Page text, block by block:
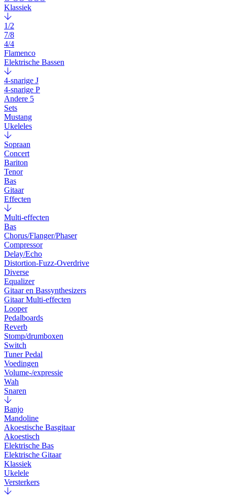
Klassiek
1/2
7/8
4/4
Flamenco
Elektrische Bassen
4-snarige J
4-snarige P
Andere 5
Sets
Mustang
Ukeleles
Sopraan
Concert
Bariton
Tenor
Bas
Gitaar
Effecten
Multi-effecten
Bas
Chorus/Flanger/Phaser
Compressor
Delay/Echo
Distortion-Fuzz-Overdrive
Diverse
Equalizer
Gitaar en Bassynthesizers
Gitaar Multi-effecten
Looper
Pedalboards
Reverb
Stomp/drumboxen
Switch
Tuner Pedal
Voedingen
Volume-/expressie
Wah
Snaren
Banjo
Mandoline
Akoestische Basgitaar
Akoestisch
Elektrische Bas
Elektrische Gitaar
Klassiek
Ukelele
Versterkers